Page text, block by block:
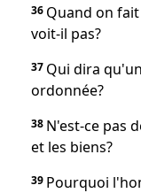
36 Quand on
voit-il pas?
37 Qui dira
ordonnée?
38 N'est-ce pas
et les biens?
39 Pourquoi